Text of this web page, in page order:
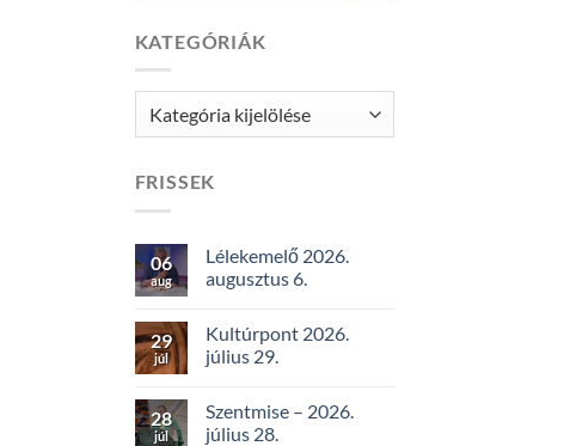
KATEGÓRIÁK
Kategóriák
FRISSEK
06
aug
Lélekemelő 2026.
augusztus 6.
29
júl
Kultúrpont 2026.
július 29.
28
júl
Szentmise – 2026.
július 28.